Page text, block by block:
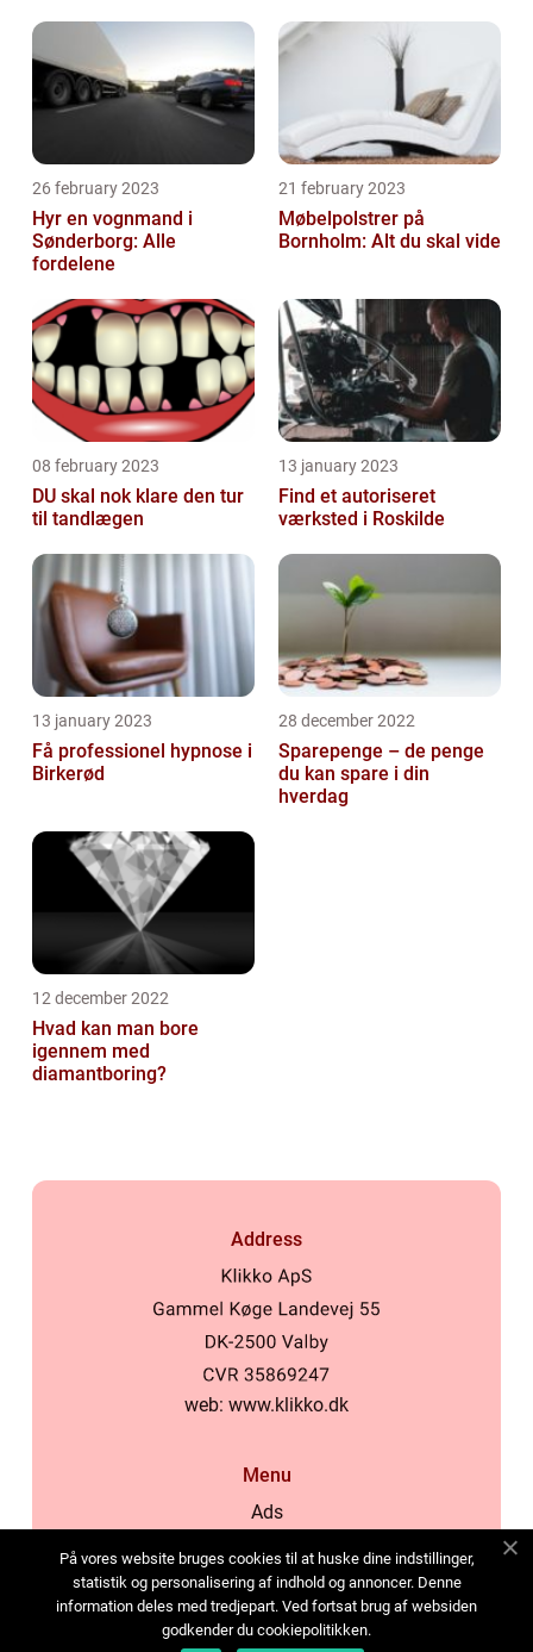
26 february 2023
Hyr en vognmand i
Sønderborg: Alle
fordelene
21 february 2023
Møbelpolstrer på
Bornholm: Alt du skal vide
08 february 2023
DU skal nok klare den tur
til tandlægen
13 january 2023
Find et autoriseret
værksted i Roskilde
13 january 2023
Få professionel hypnose i
Birkerød
28 december 2022
Sparepenge – de penge
du kan spare i din
hverdag
12 december 2022
Hvad kan man bore
igennem med
diamantboring?
Address
web: www.klikko.dk
Menu
Ads
Cookies
Contact
Sitemap
På vores website bruges cookies til at huske dine indstillinger,
statistik og personalisering af indhold og annoncer. Denne
information deles med tredjepart. Ved fortsat brug af websiden
godkender du cookiepolitikken.